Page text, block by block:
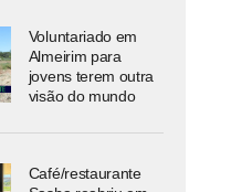
Voluntariado em
Almeirim para
jovens terem outra
visão do mundo
Café/restaurante